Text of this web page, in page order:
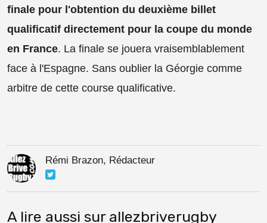
finale pour l'obtention du deuxième billet
qualificatif directement pour la coupe du monde
en France. La finale se jouera vraisemblablement
face à l'Espagne. Sans oublier la Géorgie comme
arbitre de cette course qualificative.
Rémi Brazon, Rédacteur
A lire aussi sur allezbriverugby